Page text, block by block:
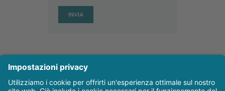
Autrice/Autore Articoli recenti